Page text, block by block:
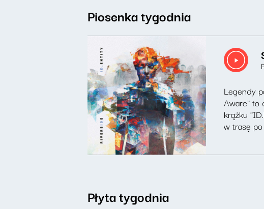
Piosenka tygodnia
Legendy
Aware" to
krążku
w trasę
Płyta tygodnia